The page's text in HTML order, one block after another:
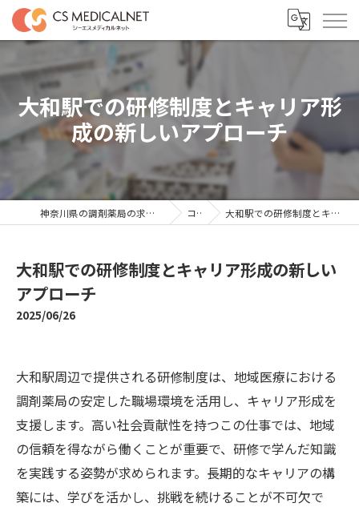
大和駅での研修制度とキャリア形
成の新しいアプローチ
神奈川県の調剤薬局の求人ならシーエスメディカルネット コラム 大和駅での研修制度とキャリア形成の新しいアプローチ
大和駅での研修制度とキャリア形成の新しい
アプローチ
2025/06/26
大和駅周辺で提供される研修制度は、地域医療における
調剤薬局の安定した職場環境を活用し、キャリア形成を
支援します。高い社会貢献性を持つこの仕事では、地域
の信頼を得ながら働くことが重要で、研修で学んだ知識
を実践する姿勢が求められます。長期的なキャリアの構
築には、学びを活かし、挑戦を続けることが不可欠で